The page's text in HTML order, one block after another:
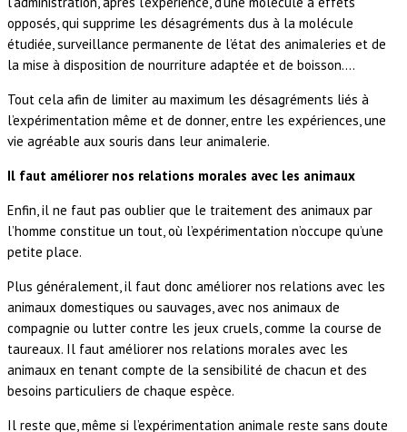
opposés, qui supprime les désagréments dus à la molécule
étudiée, surveillance permanente de l’état des animaleries et de
la mise à disposition de nourriture adaptée et de boisson….
Tout cela afin de limiter au maximum les désagréments liés à
l’expérimentation même et de donner, entre les expériences, une
vie agréable aux souris dans leur animalerie.
Il faut améliorer nos relations morales avec les animaux
Enfin, il ne faut pas oublier que le traitement des animaux par
l’homme constitue un tout, où l’expérimentation n’occupe qu’une
petite place.
Plus généralement, il faut donc améliorer nos relations avec les
animaux domestiques ou sauvages, avec nos animaux de
compagnie ou lutter contre les jeux cruels, comme la course de
taureaux. Il faut améliorer nos relations morales avec les
animaux en tenant compte de la sensibilité de chacun et des
besoins particuliers de chaque espèce.
Il reste que, même si l’expérimentation animale reste sans doute